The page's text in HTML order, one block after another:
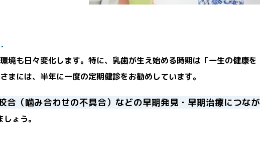
境も日々変化します。特に、乳歯が生え始める時期は「一生の健康を
には、半年に一度の定期健診をお勧めしています。
合（噛み合わせの不具合）などの早期発見・早期治療につなが
ょう。